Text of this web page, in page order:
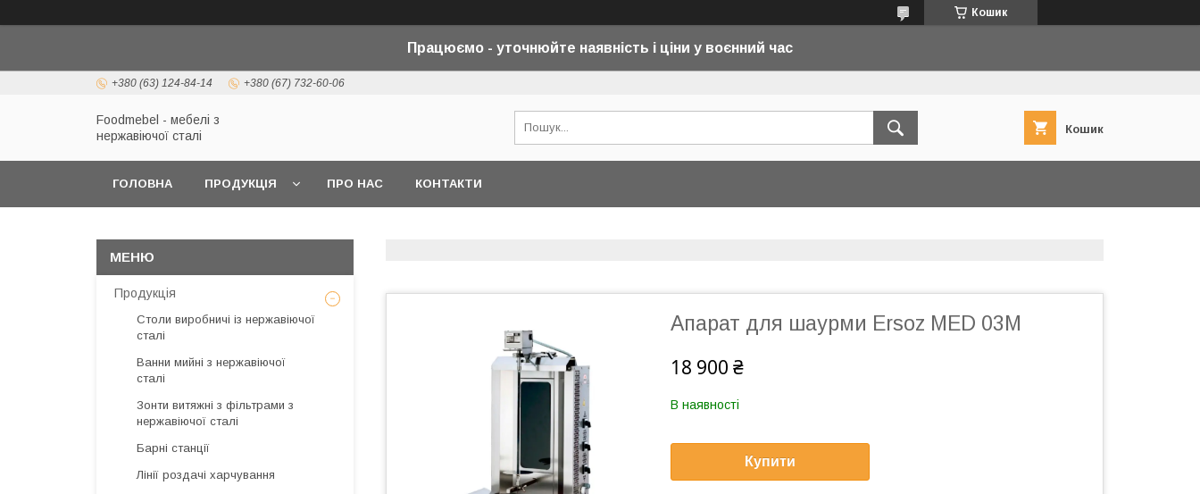
Кошик
Працюємо - уточнюйте наявність і ціни у воєнний час
+380 (63) 124-84-14 +380 (67) 732-60-06
Foodmebel - мебелі з
нержавіючої сталі
Кошик
ГОЛОВНА ПРОДУКЦІЯ ПРО НАС КОНТАКТИ
Апарат для шаурми Ersoz MED 03M
18 900 ₴
В наявності
Купити
Продукція
Столи виробничі із нержавіючої
сталі
Ванни мийні з нержавіючої
сталі
Зонти витяжні з фільтрами з
нержавіючої сталі
Барні станції
Лінії роздачі харчування